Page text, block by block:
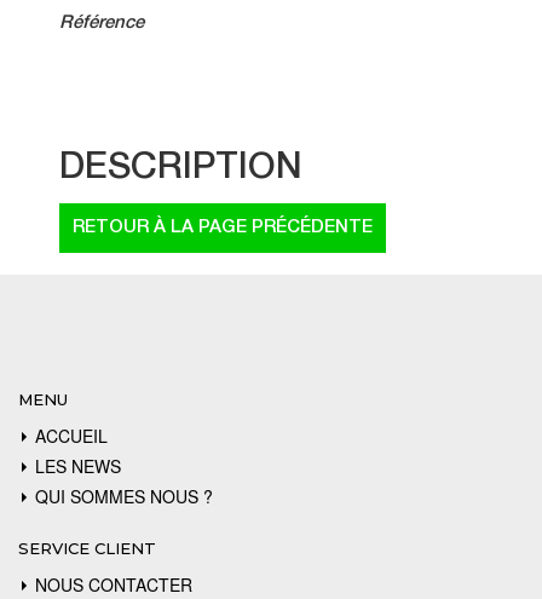
Référence
DESCRIPTION
MENU
ACCUEIL
LES NEWS
QUI SOMMES NOUS ?
SERVICE CLIENT
NOUS CONTACTER